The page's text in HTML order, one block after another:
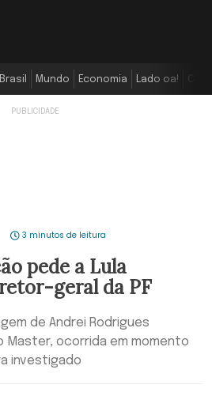
Brasil Mundo Economia Lado oa!
3 minutos de leitura
pede a Lula
geral da PF
de Andrei Rodrigues
Master, ocorrida em momento
investigado